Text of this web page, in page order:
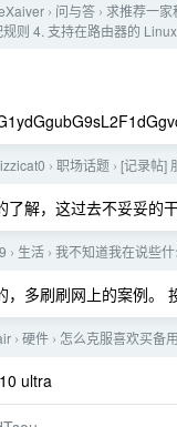
› 问与答 › 求推荐一家
则 4. 支持在路由器的
› 职场话题 › [记录帖]
了解，这过去不妥妥的
› 生活 › 我不知道我在说些
，多刷刷网上的案例。
› 硬件 › 怎么克服喜欢买备
ultra